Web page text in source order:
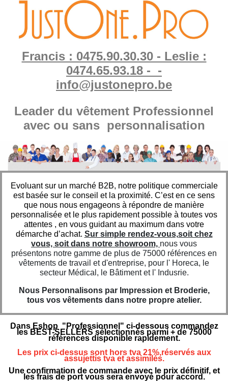
Francis : 0475.90.30.30 - Leslie :
0474.65.93.18 - -
info@justonepro.be
Leader du vêtement Professionnel
avec ou sans personnalisation
Evoluant sur un marché B2B, notre politique commerciale
est basée sur le conseil et la proximité. C’est en ce sens
que nous nous engageons à répondre de manière
personnalisée et le plus rapidement possible à toutes vos
attentes , en vous guidant au maximum dans votre
démarche d’achat. Sur simple rendez-vous,soit chez
vous, soit dans notre showroom, nous vous
présentons notre gamme de plus de 75000 références en
vêtements de travail et d'entreprise, pour l' Horeca, le
secteur Médical, le Bâtiment et l' Indusrie.
Nous Personnalisons par Impression et Broderie,
tous vos vêtements dans notre propre atelier.
Dans Eshop "Professionnel" ci-dessous commandez
les BEST-SELLERS sélectionnés parmi + de 75000
références disponible rapidement.
Les prix ci-dessus sont hors tva 21%,réservés aux
assujettis tva et assimilés.
Une confirmation de commande avec le prix définitif, et
les frais de port vous sera envoyé pour accord.